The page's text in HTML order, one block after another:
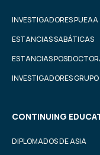
INVESTIGADORES PUEAA
ESTANCIAS SABÁTICAS
ESTANCIAS
INVESTIGADORES GRUPO
CONTINUING
DIPLOMADOS DE ASIA